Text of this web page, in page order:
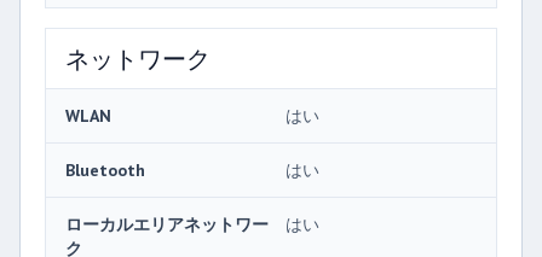
ネットワーク
WLAN はい
Bluetooth はい
ローカルエリアネットワー
ク
はい